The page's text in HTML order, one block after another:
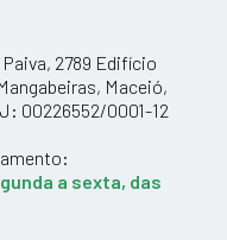
2789 Edifício
Maceió,
00226552/0001-12
a sexta, das